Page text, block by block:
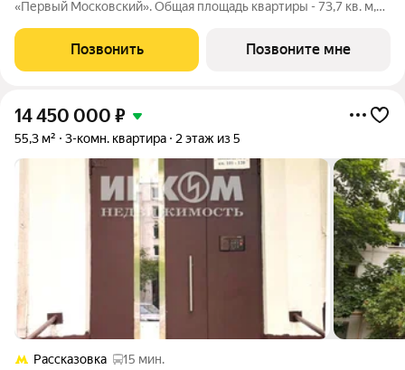
«Первый Московский». Общая площадь квартиры - 73,7 кв. м,
монолитный. ТОЛЬКО ДО 31 АВГУСТА выгодные условия на
приобретение квартиры
Позвонить Позвоните мне
14 450 000 ₽
55,3 м² 3-комн. квартира 2 этаж из 5
Рассказовка 15 мин.